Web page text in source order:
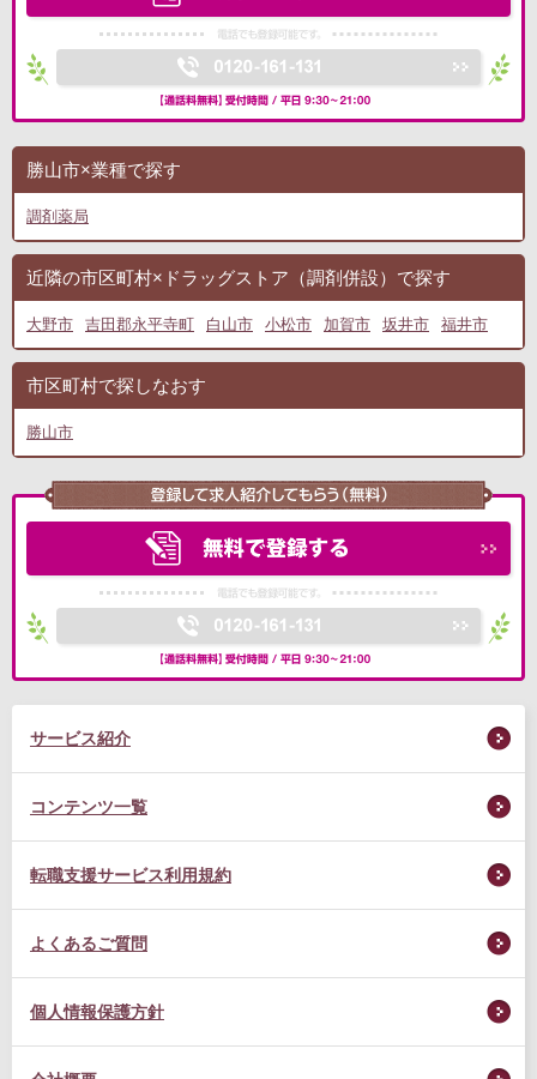
勝山市×業種で探す
調剤薬局
近隣の市区町村×ドラッグストア（調剤併設）で探す
大野市 吉田郡永平寺町 白山市 小松市 加賀市 坂井市 福井市
市区町村で探しなおす
勝山市
サービス紹介
コンテンツ一覧
転職支援サービス利用規約
よくあるご質問
個人情報保護方針